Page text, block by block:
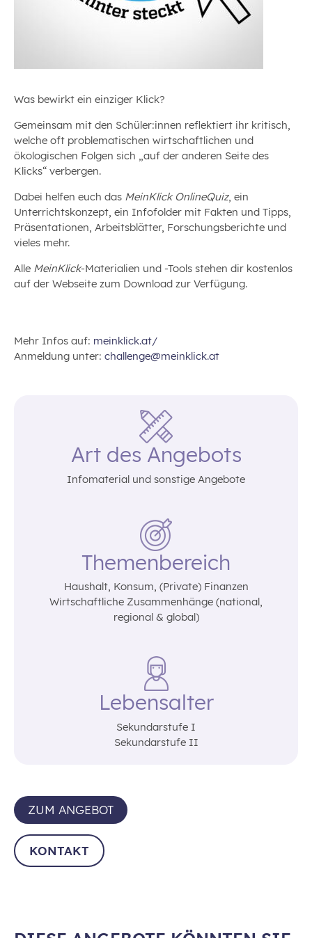
Was bewirkt ein einziger Klick?
Gemeinsam mit den Schüler:innen reflektiert ihr kritisch,
welche oft problematischen wirtschaftlichen und
ökologischen Folgen sich „auf der anderen Seite des
Klicks“ verbergen.
Dabei helfen euch das MeinKlick OnlineQuiz, ein
Unterrichtskonzept, ein Infofolder mit Fakten und Tipps,
Präsentationen, Arbeitsblätter, Forschungsberichte und
vieles mehr.
Alle MeinKlick-Materialien und -Tools stehen dir kostenlos
auf der Webseite zum Download zur Verfügung.
Mehr Infos auf: meinklick.at/
Anmeldung unter: challenge@meinklick.at
Art des Angebots
Infomaterial und sonstige Angebote
Themenbereich
Haushalt‚ Konsum‚ (Private) Finanzen
Wirtschaftliche Zusammenhänge (national‚
regional & global)
Lebensalter
Sekundarstufe I
Sekundarstufe II
ZUM ANGEBOT
KONTAKT